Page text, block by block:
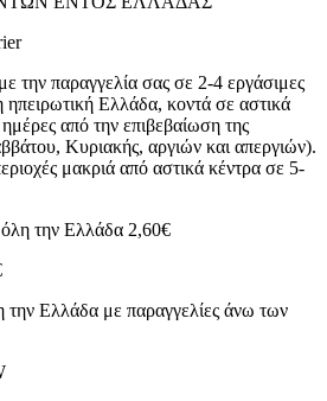
την παραγγελία σας σε 2-4 εργάσιμες
ηπειρωτική Ελλάδα, κοντά σε αστικά
από την επιβεβαίωση της
Κυριακής, αργιών και απεργιών).
μακριά από αστικά κέντρα σε 5-
την Ελλάδα 2,60€
Ελλάδα με παραγγελίες άνω των